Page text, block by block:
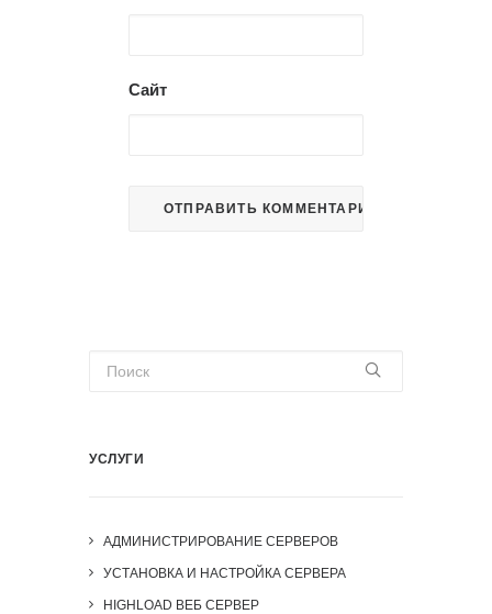
Сайт
УСЛУГИ
АДМИНИСТРИРОВАНИЕ СЕРВЕРОВ
УСТАНОВКА И НАСТРОЙКА СЕРВЕРА
HIGHLOAD ВЕБ СЕРВЕР